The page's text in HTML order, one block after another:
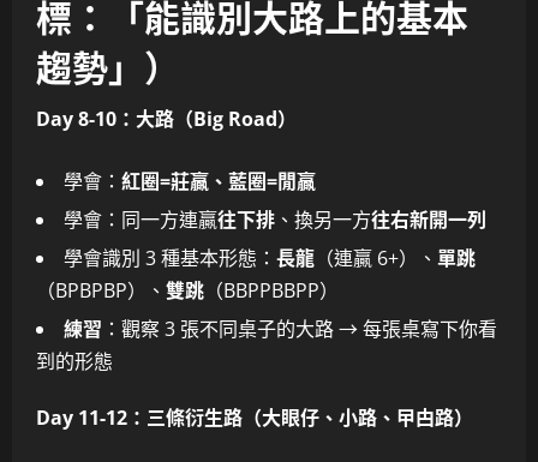
標：「能識別大路上的基本
趨勢」）
Day 8-10：大路（Big Road）
學會： 紅圈=莊贏、藍圈=閒贏
學會：同一方連贏往下排 、換另一方往右新開一列
學會識別 3 種基本形態： 長龍 （連贏 6+）、 單跳
（BPBPBP）、 雙跳 （BBPPBBPP）
練習 ：觀察 3 張不同桌子的大路 → 每張桌寫下你看
到的形態
Day 11-12：三條衍生路（大眼仔、小路、曱甴路）